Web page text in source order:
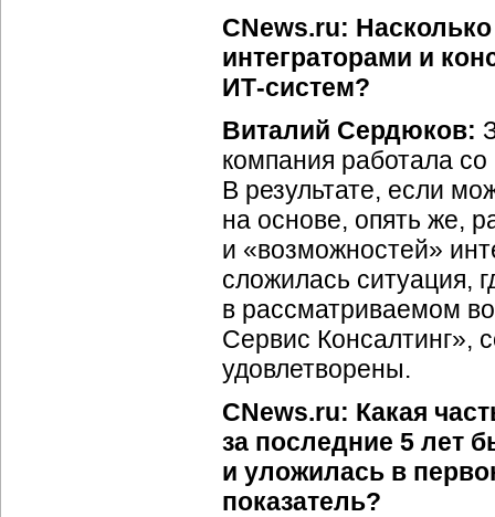
CNews.ru:
интеграторами и
ИТ-систем?
Виталий Сердюков:
компания работала
В результате, если
на основе, опять же,
и «возможностей»
сложилась ситуация,
в рассматриваемом
Сервис Консалтинг»,
удовлетворены.
CNews.ru: Какая
за последние 5 лет
и уложилась в
показатель?